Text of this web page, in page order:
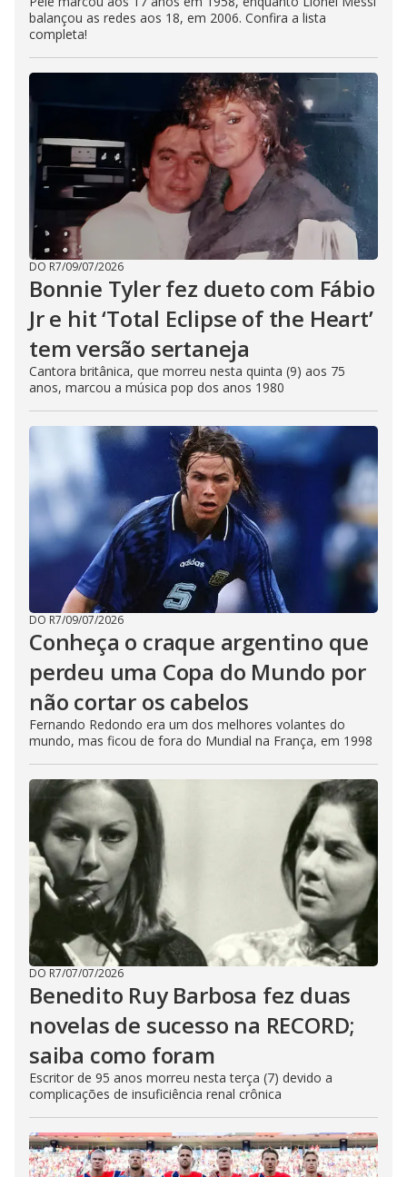
balançou as redes aos 18, em 2006. Confira a lista
completa!
DO R7/09/07/2026
Bonnie Tyler fez dueto com Fábio
Jr e hit ‘Total Eclipse of the Heart’
tem versão sertaneja
Cantora britânica, que morreu nesta quinta (9) aos 75
anos, marcou a música pop dos anos 1980
DO R7/09/07/2026
Conheça o craque argentino que
perdeu uma Copa do Mundo por
não cortar os cabelos
Fernando Redondo era um dos melhores volantes do
mundo, mas ficou de fora do Mundial na França, em 1998
DO R7/07/07/2026
Benedito Ruy Barbosa fez duas
novelas de sucesso na RECORD;
saiba como foram
Escritor de 95 anos morreu nesta terça (7) devido a
complicações de insuficiência renal crônica